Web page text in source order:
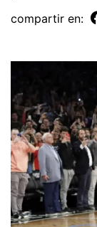
compartir en: